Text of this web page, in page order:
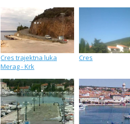
Cres trajektna luka
Merag - Krk
Cres